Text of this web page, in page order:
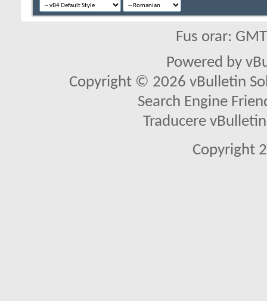
Fus orar:
Powered by
Copyright © 2026 vBulletin
Search Engine
Traducere
Copyright